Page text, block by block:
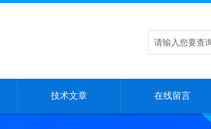
技术文章 在线留言